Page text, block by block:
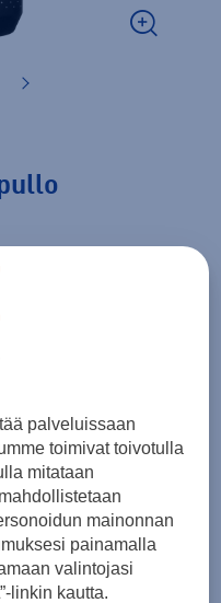
palveluissaan
toimivat toivotulla
mitataan
mainonnan
painamalla
valintojasi
linkin kautta.